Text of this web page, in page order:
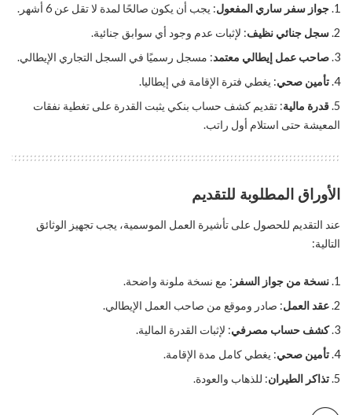
جواز سفر ساري المفعول: يجب أن يكون صالحًا لمدة لا تقل عن 6 أشهر.
سجل جنائي نظيف: لإثبات عدم وجود أي سوابق جنائية.
صاحب عمل إيطالي معتمد: مسجل رسميًا في السجل التجاري الإيطالي.
تأمين صحي: يغطي فترة الإقامة في إيطاليا.
قدرة مالية: تقديم كشف حساب بنكي يثبت القدرة على تغطية نفقات
المعيشة حتى استلام أول راتب.
الأوراق المطلوبة للتقديم
عند التقديم للحصول على تأشيرة العمل الموسمية، يجب تجهيز الوثائق
التالية:
نسخة من جواز السفر : مع نسخة ملونة واضحة.
عقد العمل: صادر وموقع من صاحب العمل الإيطالي.
كشف حساب مصرفي: لإثبات القدرة المالية.
تأمين صحي: يغطي كامل مدة الإقامة.
تذاكر الطيران: للذهاب والعودة.